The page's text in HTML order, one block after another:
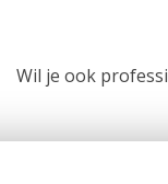
Wil je ook